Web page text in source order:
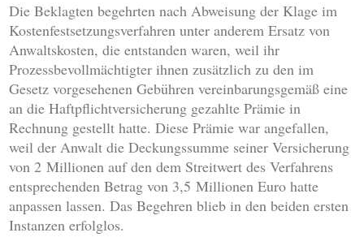
Die Beklagten begehrten nach Abweisung der Klage im
Kostenfestsetzungsverfahren unter anderem Ersatz von
Anwaltskosten, die entstanden waren, weil ihr
Prozessbevollmächtigter ihnen zusätzlich zu den im
Gesetz vorgesehenen Gebühren vereinbarungsgemäß eine
an die Haftpflichtversicherung gezahlte Prämie in
Rechnung gestellt hatte. Diese Prämie war angefallen,
weil der Anwalt die Deckungssumme seiner Versicherung
von 2 Millionen auf den dem Streitwert des Verfahrens
entsprechenden Betrag von 3,5 Millionen Euro hatte
anpassen lassen. Das Begehren blieb in den beiden ersten
Instanzen erfolglos.